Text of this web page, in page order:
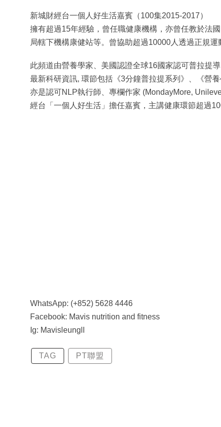
新城財經台一個人好生活嘉賓（100集2015-2017）
擁有超過15年經驗，曾任職健康機構，亦曾任教於法
局轄下機構康健站等。曾協助超過10000人透過正規
此頻道由營養學家、美國認證全球16國家認可普拉提
最新科研資訊, 環節包括《3分鐘普拉提系列》、《營
亦是認可NLP執行師、專欄作家 (MondayMore,
經台「一個人好生活」擔任嘉賓，主講健康環節超過
WhatsApp: (+852) 5628 4446
Facebook: Mavis nutrition and fitness
Ig: Mavisleungll
TAG PT聯盟